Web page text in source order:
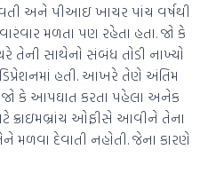
અને પીઆઇ ખાચર પાંચ વર્ષથી
મળતા પણ રહેતા હતા. જો કે
તેની સાથેનો સંબંધ તોડી નાખ્યો
હતી. આખરે તેણે અંતિમ
જો કે આપઘાત કરતા પહેલા અનેક
ક્રાઇમબ્રાંચ ઓફીસે આવીને તેના
મળવા દેવાતી નહોતી. જેના કારણે